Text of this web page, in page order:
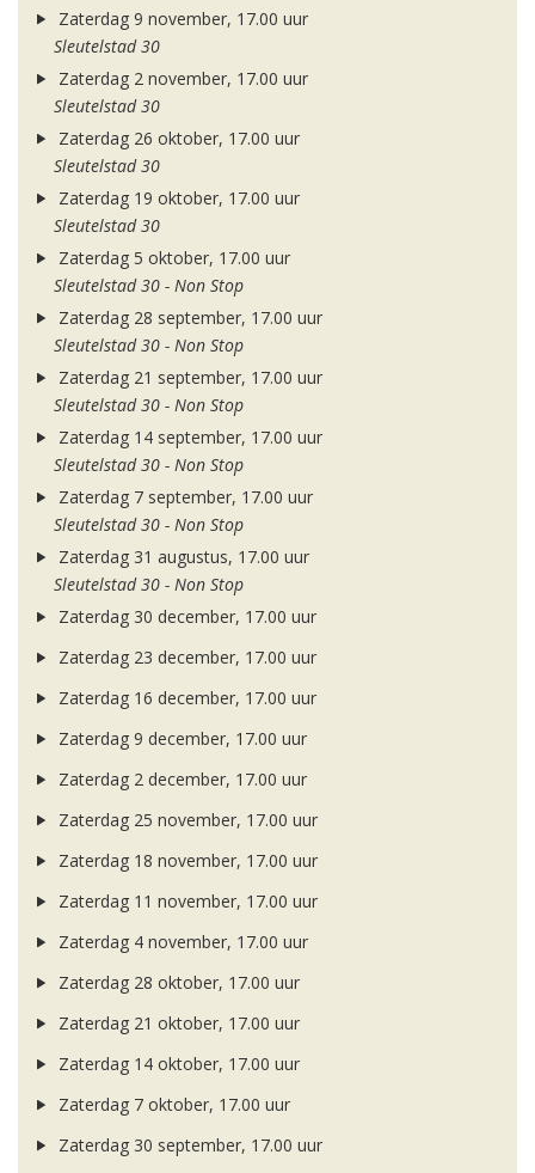
Zaterdag 9 november, 17.00 uur
Sleutelstad 30
Zaterdag 2 november, 17.00 uur
Sleutelstad 30
Zaterdag 26 oktober, 17.00 uur
Sleutelstad 30
Zaterdag 19 oktober, 17.00 uur
Sleutelstad 30
Zaterdag 5 oktober, 17.00 uur
Sleutelstad 30 - Non Stop
Zaterdag 28 september, 17.00 uur
Sleutelstad 30 - Non Stop
Zaterdag 21 september, 17.00 uur
Sleutelstad 30 - Non Stop
Zaterdag 14 september, 17.00 uur
Sleutelstad 30 - Non Stop
Zaterdag 7 september, 17.00 uur
Sleutelstad 30 - Non Stop
Zaterdag 31 augustus, 17.00 uur
Sleutelstad 30 - Non Stop
Zaterdag 30 december, 17.00 uur
Zaterdag 23 december, 17.00 uur
Zaterdag 16 december, 17.00 uur
Zaterdag 9 december, 17.00 uur
Zaterdag 2 december, 17.00 uur
Zaterdag 25 november, 17.00 uur
Zaterdag 18 november, 17.00 uur
Zaterdag 11 november, 17.00 uur
Zaterdag 4 november, 17.00 uur
Zaterdag 28 oktober, 17.00 uur
Zaterdag 21 oktober, 17.00 uur
Zaterdag 14 oktober, 17.00 uur
Zaterdag 7 oktober, 17.00 uur
Zaterdag 30 september, 17.00 uur